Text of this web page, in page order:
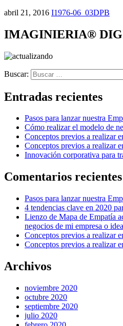
abril 21, 2016 I1976-06_03DPB
IMAGINIERIA®
Buscar:
Entradas recientes
Pasos para lanzar nuestra
Cómo realizar el modelo de
Conceptos previos a realizar
Conceptos previos a realizar
Innovación corporativa para
Comentarios recientes
Pasos para lanzar nuestra
4 tendencias clave en 2020
Lienzo de Mapa de Empatía
negocios de mi empresa o
Conceptos previos a realizar
Conceptos previos a
Archivos
noviembre 2020
octubre 2020
septiembre 2020
julio 2020